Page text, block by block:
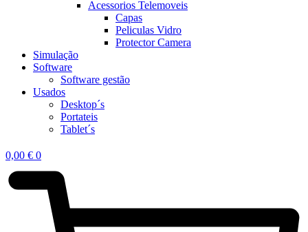
Acessorios Telemoveis
Capas
Peliculas Vidro
Protector Camera
Simulação
Software
Software gestão
Usados
Desktop´s
Portateis
Tablet´s
0,00 € 0